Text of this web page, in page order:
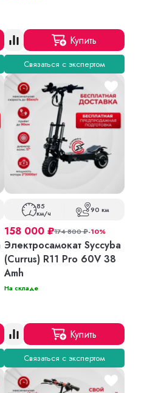
Купить
Связаться с экспертом
85
км/ч 90 км
158 000 ₽174 800₽-10%
Электросамокат Syccyba
(Currus) R11 Pro 60V 38
Amh
На складе
Купить
Связаться с экспертом